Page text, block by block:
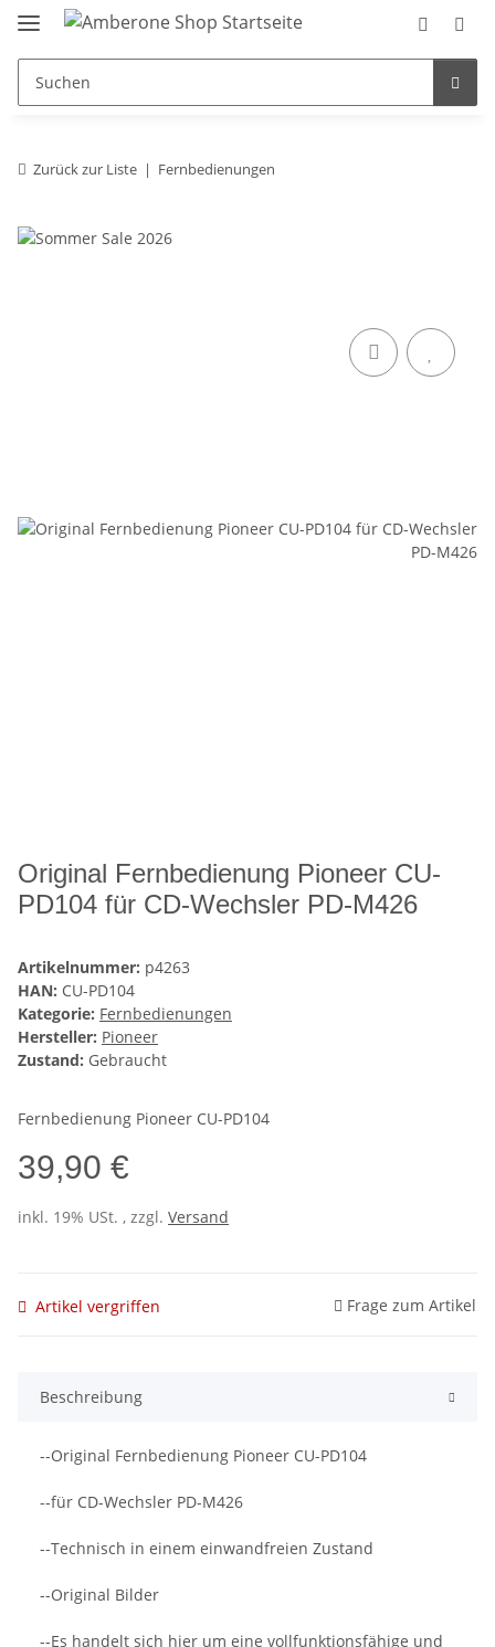
Zurück zur Liste Fernbedienungen
Original Fernbedienung Pioneer CU-
PD104 für CD-Wechsler PD-M426
Artikelnummer: p4263
HAN: CU-PD104
Kategorie: Fernbedienungen
Hersteller: Pioneer
Zustand: Gebraucht
Fernbedienung Pioneer CU-PD104
39,90 €
inkl. 19% USt. , zzgl. Versand
Artikel vergriffen Frage zum Artikel
Beschreibung
--Original Fernbedienung Pioneer CU-PD104
--für CD-Wechsler PD-M426
--Technisch in einem einwandfreien Zustand
--Original Bilder
--Es handelt sich hier um eine vollfunktionsfähige und